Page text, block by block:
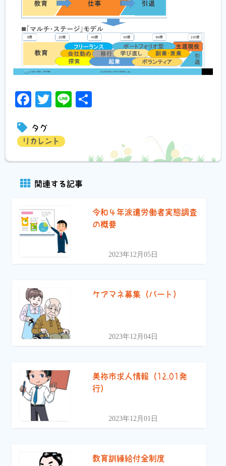
Facebook
Twitter
Line
タグ
リカレント
関連する記事
令和４年派遣労働者実態調査
の概要
2023年12月05日
ケアマネ募集（パート）
2023年12月04日
美祢市求人情報（12.01発
行）
2023年12月01日
教育訓練給付金制度